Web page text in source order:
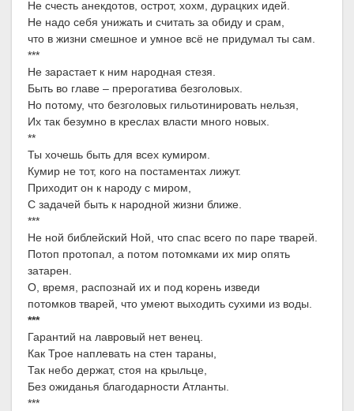
Не счесть анекдотов, острот, хохм, дурацких идей.
Не надо себя унижать и считать за обиду и срам,
что в жизни смешное и умное всё не придумал ты сам.
***
Не зарастает к ним народная стезя.
Быть во главе – прерогатива безголовых.
Но потому, что безголовых гильотинировать нельзя,
Их так безумно в креслах власти много новых.
**
Ты хочешь быть для всех кумиром.
Кумир не тот, кого на постаментах лижут.
Приходит он к народу с миром,
С задачей быть к народной жизни ближе.
***
Не ной библейский Ной, что спас всего по паре тварей.
Потоп протопал, а потом потомками их мир опять
затарен.
О, время, распознай их и под корень изведи
потомков тварей, что умеют выходить сухими из воды.
***
Гарантий на лавровый нет венец.
Как Трое наплевать на стен тараны,
Так небо держат, стоя на крыльце,
Без ожиданья благодарности Атланты.
***